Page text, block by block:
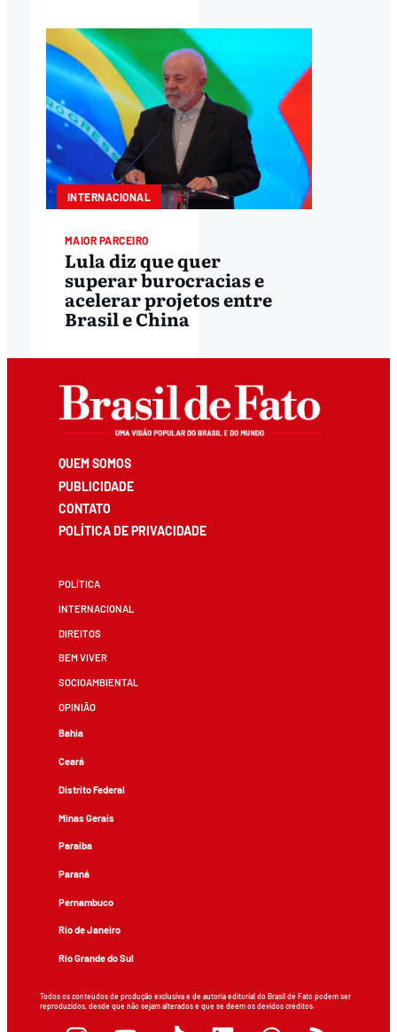
INTERNACIONAL
MAIOR PARCEIRO
Lula diz que quer
superar burocracias e
acelerar projetos entre
Brasil e China
QUEM SOMOS
PUBLICIDADE
CONTATO
POLÍTICA DE PRIVACIDADE
POLÍTICA
INTERNACIONAL
DIREITOS
BEM VIVER
SOCIOAMBIENTAL
OPINIÃO
Bahia
Ceará
Distrito Federal
Minas Gerais
Paraíba
Paraná
Pernambuco
Rio de Janeiro
Rio Grande do Sul
Todos os conteúdos de produção exclusiva e de autoria editorial do Brasil de Fato podem ser
reproduzidos, desde que não sejam alterados e que se deem os devidos créditos.